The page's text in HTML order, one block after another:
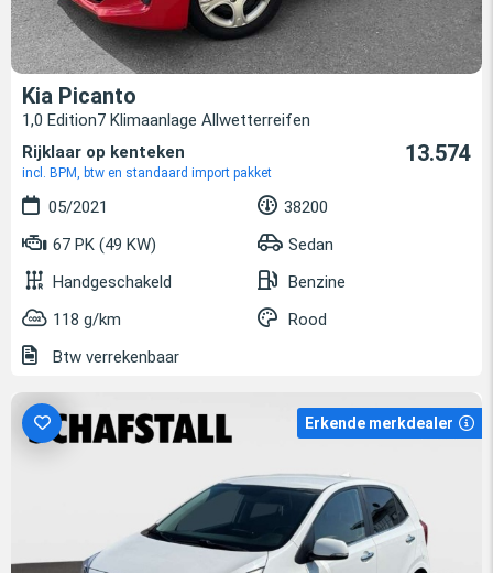
Kia Picanto
1,0 Edition7 Klimaanlage Allwetterreifen
Rijklaar op kenteken
incl. BPM, btw en standaard import pakket
13.574
05/2021
38200
67 PK (49 KW)
Sedan
Handgeschakeld
Benzine
118 g/km
Rood
Btw verrekenbaar
Erkende merkdealer